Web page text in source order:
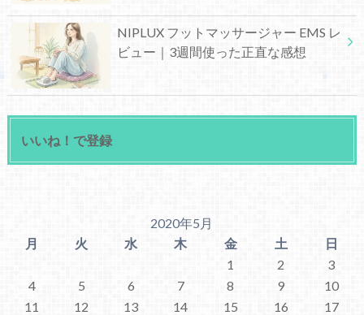
NIPLUX フットマッサージャー EMS レ
ビュー｜3週間使った正直な感想
いいね！で登録
2020年5月
月
火 水 木 金 土
日
1
2
3
4
5 6 7 8 9
10
11
12 13 14 15 16
17